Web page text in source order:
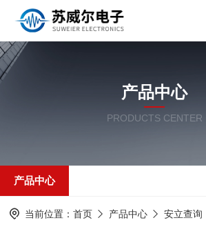
产品中心
PRODUCTS CENTER
产品中心
当前位置： 首页 产品中心 安立查询